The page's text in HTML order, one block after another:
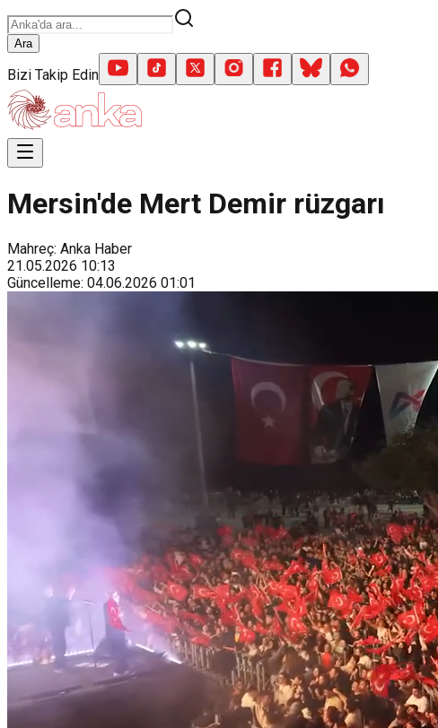
Ara
Bizi Takip Edin
Mersin'de Mert Demir rüzgarı
Mahreç: Anka Haber
21.05.2026 10:13
Güncelleme: 04.06.2026 01:01